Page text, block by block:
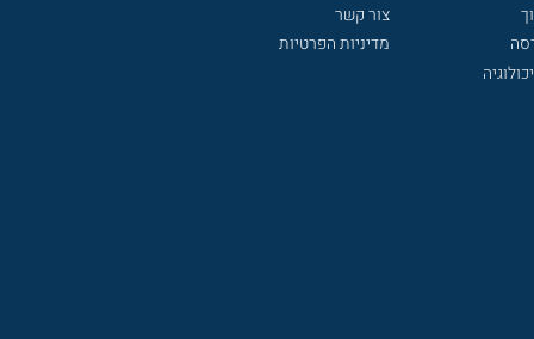
צור קשר
מדיניות הפרטיות